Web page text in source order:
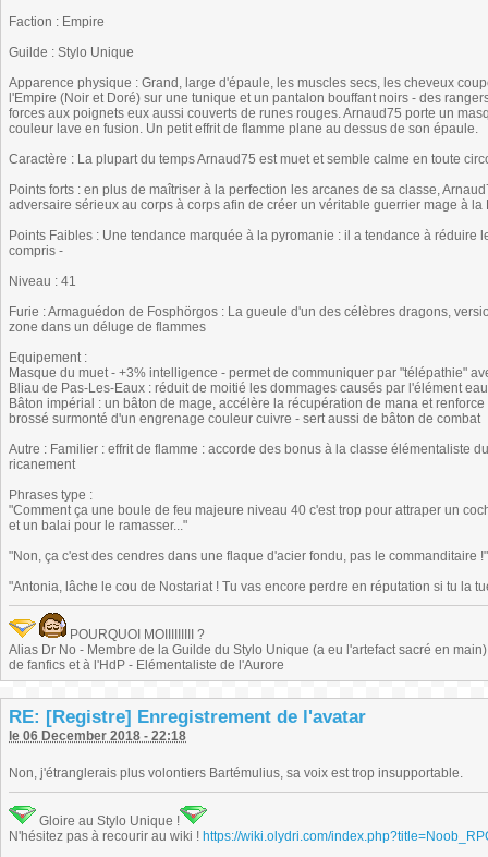
Faction : Empire
Guilde : Stylo Unique
Apparence physique : Grand, large d'épaule, les muscles secs, les cheveux
l'Empire (Noir et Doré) sur une tunique et un pantalon bouffant noirs - des
forces aux poignets eux aussi couverts de runes rouges. Arnaud75 porte un
couleur lave en fusion. Un petit effrit de flamme plane au dessus de son épaule.
Caractère : La plupart du temps Arnaud75 est muet et semble calme en toute
Points forts : en plus de maîtriser à la perfection les arcanes de sa classe,
adversaire sérieux au corps à corps afin de créer un véritable guerrier mage à
Points Faibles : Une tendance marquée à la pyromanie : il a tendance à
compris -
Niveau : 41
Furie : Armaguédon de Fosphörgos : La gueule d'un des célèbres dragons,
zone dans un déluge de flammes
Equipement :
Masque du muet - +3% intelligence - permet de communiquer par "télépathie"
Bliau de Pas-Les-Eaux : réduit de moitié les dommages causés par l'élément eau
Bâton impérial : un bâton de mage, accélère la récupération de mana et
brossé surmonté d'un engrenage couleur cuivre - sert aussi de bâton de combat
Autre : Familier : effrit de flamme : accorde des bonus à la classe élémentaliste
ricanement
Phrases type :
"Comment ça une boule de feu majeure niveau 40 c'est trop pour attraper un
et un balai pour le ramasser..."
"Non, ça c'est des cendres dans une flaque d'acier fondu, pas le commanditaire !"
"Antonia, lâche le cou de Nostariat ! Tu vas encore perdre en réputation si tu la
POURQUOI MOIIIIIIIII ?
Alias Dr No - Membre de la Guilde du Stylo Unique (a eu l'artefact sacré en
de fanfics et à l'HdP - Elémentaliste de l'Aurore
RE: [Registre] Enregistrement de l'avatar
le 06 December 2018 - 22:18
Non, j'étranglerais plus volontiers Bartémulius, sa voix est trop insupportable.
Gloire au Stylo Unique !
N'hésitez pas à recourir au wiki ! https://wiki.olydri.com/